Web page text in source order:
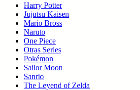
Harry Potter
Jujutsu Kaisen
Mario Bross
Naruto
One Piece
Otras Series
Pokémon
Sailor Moon
Sanrio
The Leyend of Zelda